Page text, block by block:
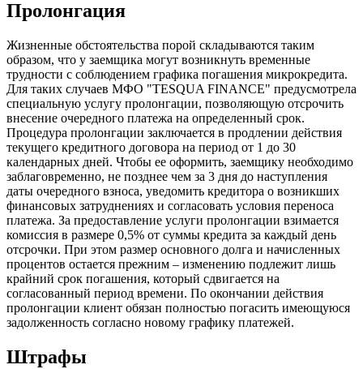
Пролонгация
Жизненные обстоятельства порой складываются таким
образом, что у заемщика могут возникнуть временные
трудности с соблюдением графика погашения микрокредита.
Для таких случаев МФО "TESQUA FINANCE" предусмотрела
специальную услугу пролонгации, позволяющую отсрочить
внесение очередного платежа на определенный срок.
Процедура пролонгации заключается в продлении действия
текущего кредитного договора на период от 1 до 30
календарных дней. Чтобы ее оформить, заемщику необходимо
заблаговременно, не позднее чем за 3 дня до наступления
даты очередного взноса, уведомить кредитора о возникших
финансовых затруднениях и согласовать условия переноса
платежа. За предоставление услуги пролонгации взимается
комиссия в размере 0,5% от суммы кредита за каждый день
отсрочки. При этом размер основного долга и начисленных
процентов остается прежним – изменению подлежит лишь
крайний срок погашения, который сдвигается на
согласованный период времени. По окончании действия
пролонгации клиент обязан полностью погасить имеющуюся
задолженность согласно новому графику платежей.
Штрафы